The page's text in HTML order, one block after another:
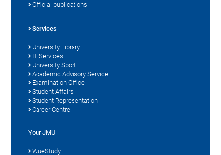
Official publications
Services
University Library
IT Services
University Sport
Academic Advisory Service
Examination Office
Student Affairs
Student Representation
Career Centre
Your JMU
WueStudy